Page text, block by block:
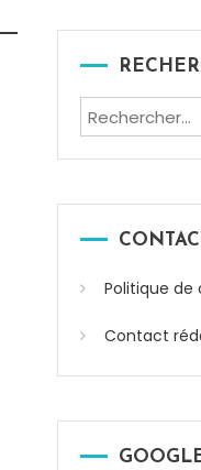
CONTACT
Politique
Contact